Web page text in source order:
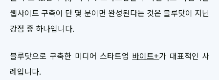
웹사이트 구축이 단 몇 분이면 완성된다는 것은 블루닷이 지닌
강점 중 하나입니다.
블루닷으로 구축한 미디어 스타트업 바이트+가 대표적인 사
례입니다.